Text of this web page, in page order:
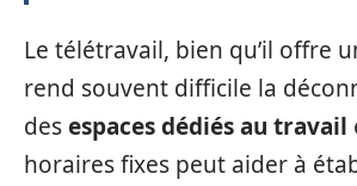
Le télétravail, bien qu’il offre
rend souvent difficile la
desespaces dédiés au travail
horaires fixes peut aider à